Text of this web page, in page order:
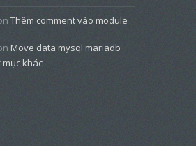
Thêm comment vào module
Move data mysql mariadb
khác